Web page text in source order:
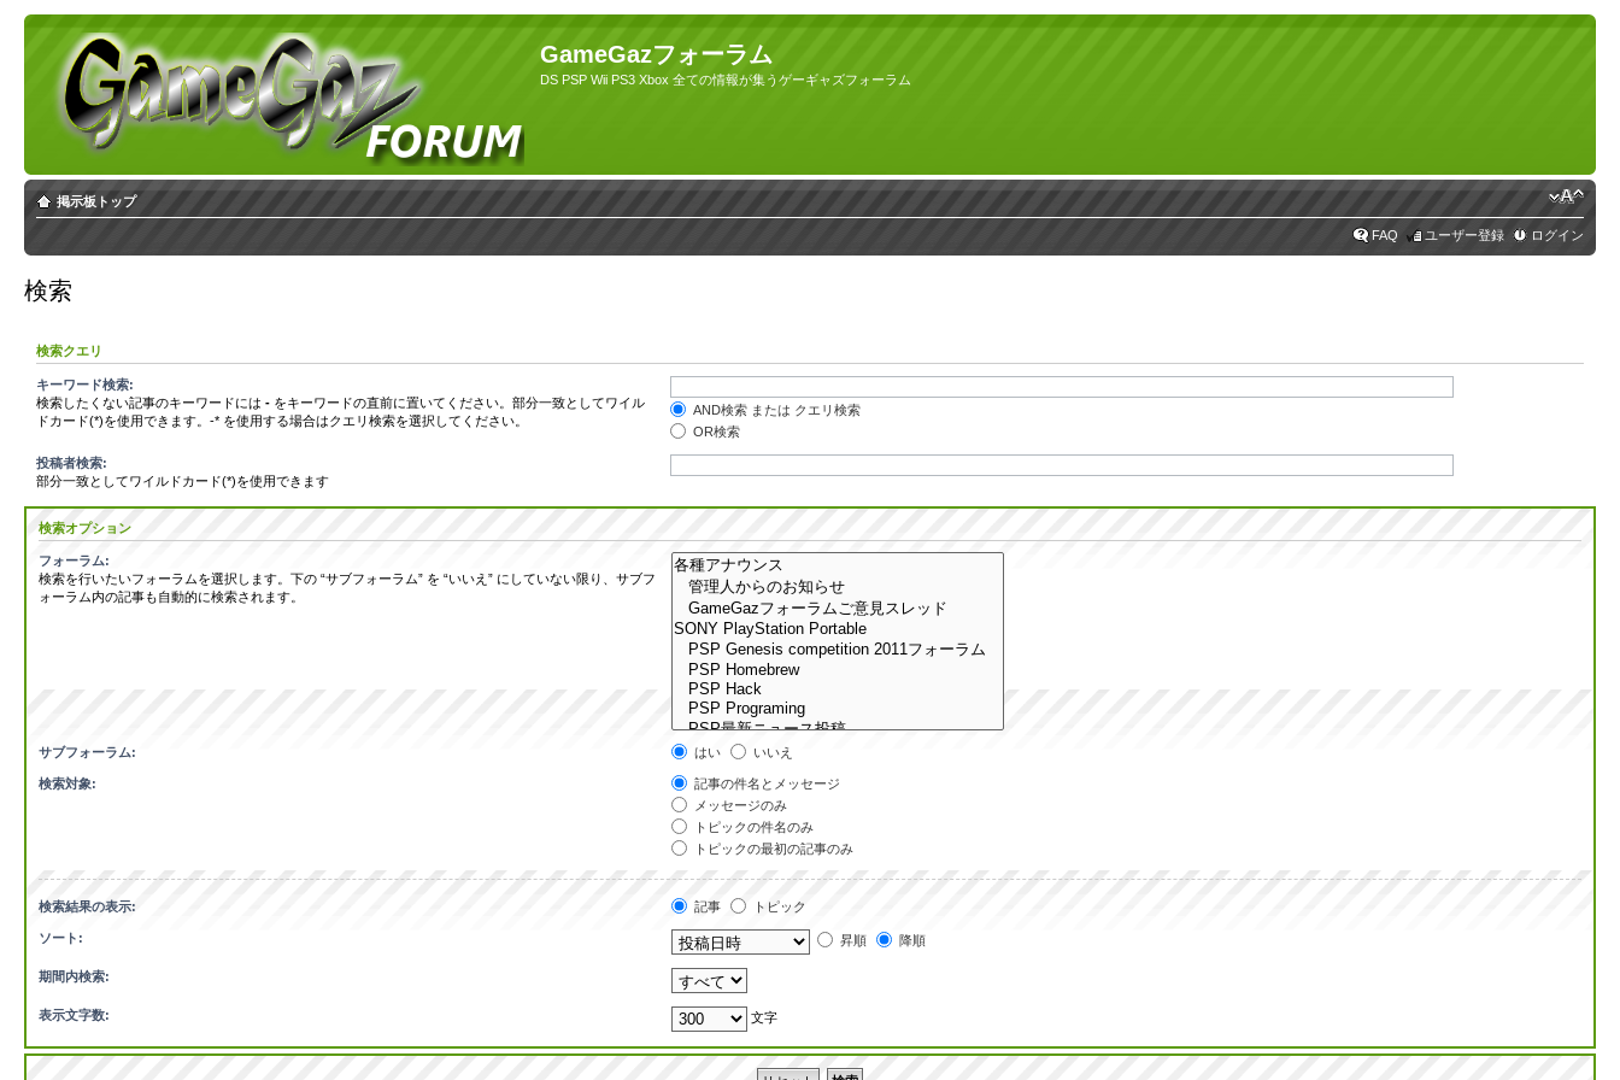
GameGazフォーラム
DS PSP Wii PS3 Xbox 全ての情報が集うゲーギャズフォーラム
掲示板トップ
FAQ ユーザー登録 ログイン
検索
検索クエリ
キーワード検索:
検索したくない記事のキーワードには - をキーワードの直前に置いてください。部分一致としてワイル
ドカード(*)を使用できます。-* を使用する場合はクエリ検索を選択してください。
AND検索 または クエリ検索
OR検索
投稿者検索:
部分一致としてワイルドカード(*)を使用できます
検索オプション
フォーラム:
検索を行いたいフォーラムを選択します。下の “サブフォーラム” を “いいえ” にしていない限り、サブフ
ォーラム内の記事も自動的に検索されます。
サブフォーラム: はい いいえ
検索対象:
記事の件名とメッセージ
メッセージのみ
トピックの件名のみ
トピックの最初の記事のみ
検索結果の表示: 記事 トピック
ソート: 昇順 降順
期間内検索:
表示文字数: 文字